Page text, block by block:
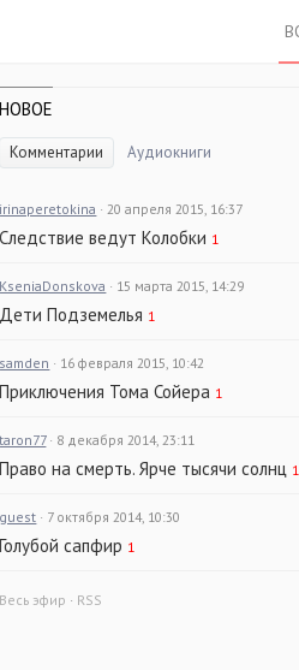
НОВОЕ
Комментарии Аудиокниги
irinaperetokina · 20 апреля 2015, 16:37
Следствие ведут Колобки 1
KseniaDonskova · 15 марта 2015, 14:29
Дети Подземелья 1
samden · 16 февраля 2015, 10:42
Приключения Тома Сойера 1
taron77 · 8 декабря 2014, 23:11
Право на смерть. Ярче тысячи солнц 1
guest · 7 октября 2014, 10:30
Голубой сапфир 1
Весь эфир · RSS